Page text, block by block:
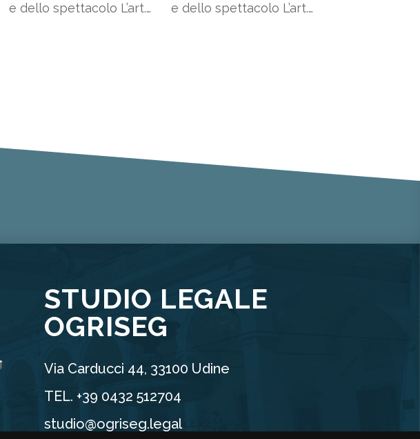
e dello spettacolo L’art.
e dello spettacolo L’art.
STUDIO LEGALE
OGRISEG
Via Carducci 44, 33100 Udine
TEL. +39 0432 512704
studio@ogriseg.legal